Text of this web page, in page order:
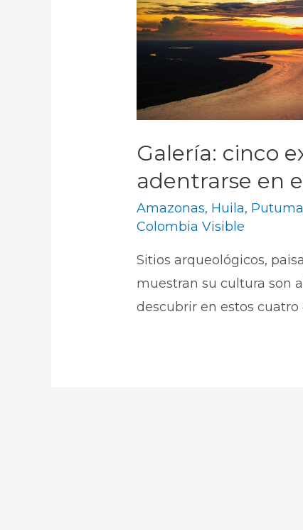
Galería: cinco
adentrarse en
Amazonas, Huila,
Colombia Visible
Sitios arqueológicos,
muestran su cultura son
descubrir en estos